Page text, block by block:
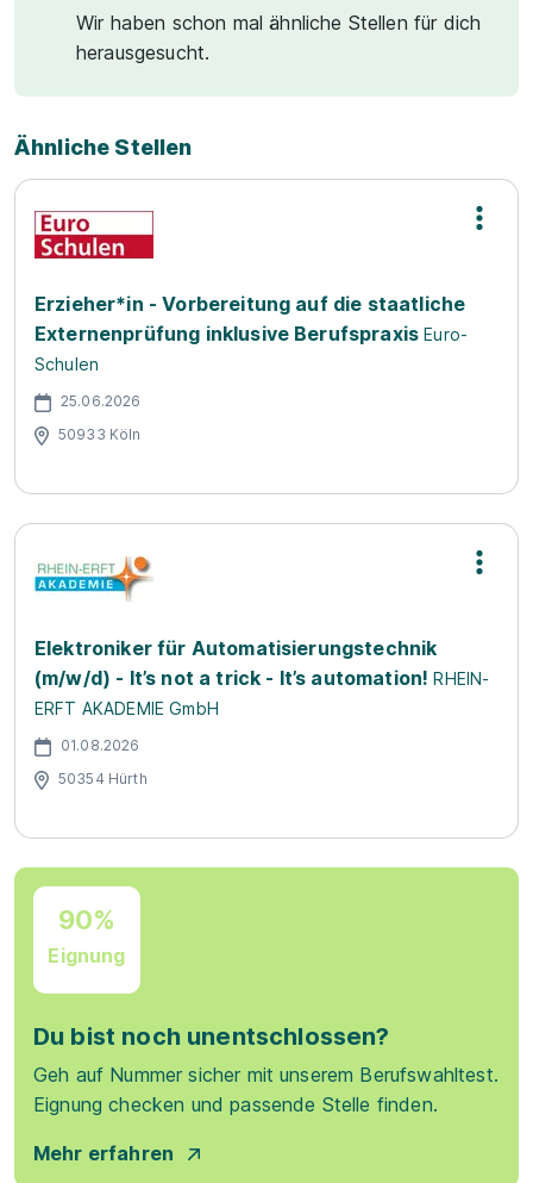
Wir haben schon mal ähnliche Stellen für dich
herausgesucht.
Ähnliche Stellen
Erzieher*in - Vorbereitung auf die staatliche
Externenprüfung inklusive Berufspraxis Euro-
Schulen
25.06.2026
50933 Köln
Elektroniker für Automatisierungstechnik
(m/w/d) - It’s not a trick - It’s automation! RHEIN-
ERFT AKADEMIE GmbH
01.08.2026
50354 Hürth
90%
Eignung
Du bist noch unentschlossen?
Geh auf Nummer sicher mit unserem Berufswahltest.
Eignung checken und passende Stelle finden.
Mehr erfahren